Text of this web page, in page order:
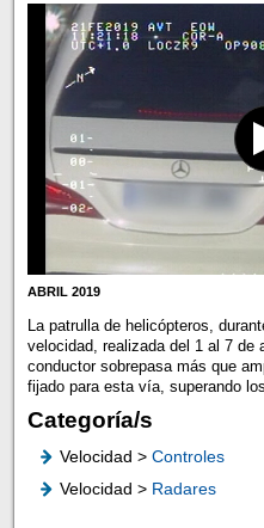
ABRIL 2019
La patrulla de helicópteros,
velocidad, realizada del 1 al 7 de
conductor sobrepasa más que
fijado para esta vía, superando
Categoría/s
Velocidad > Controles
Velocidad > Radares